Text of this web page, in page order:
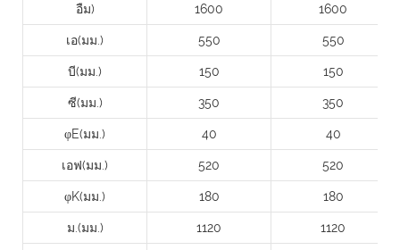
อืม) 1600 1600
เอ(มม.) 550 550
บี(มม.) 150 150
ซี(มม.) 350 350
φE(มม.) 40 40
เอฟ(มม.) 520 520
φK(มม.) 180 180
ม.(มม.) 1120 1120